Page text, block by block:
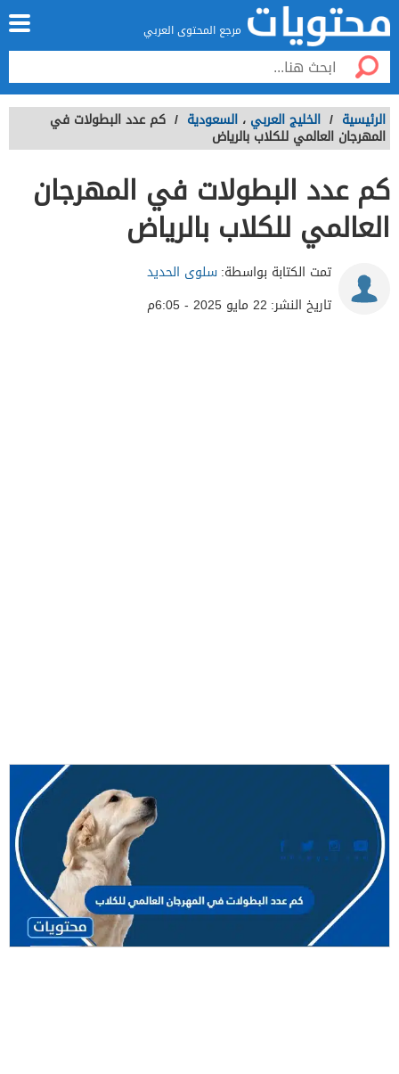
مرجع المحتوى العربي
الرئيسية / الخليج العربي ، السعودية / كم عدد البطولات في
المهرجان العالمي للكلاب بالرياض
كم عدد البطولات في المهرجان
العالمي للكلاب بالرياض
تمت الكتابة بواسطة:سلوى الحديد
تاريخ النشر: 22 مايو 2025 - 6:05م